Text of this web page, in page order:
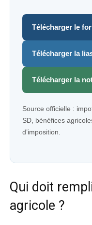
Télécharger le
Télécharger la
Télécharger la
Source officielle :
SD, bénéfices
d’imposition.
Qui doit
agricole ?